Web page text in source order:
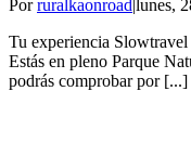
Porruralkaonroad|lunes,
Tu experiencia Slowtravel
Estás en pleno Parque
podrás comprobar por [...]